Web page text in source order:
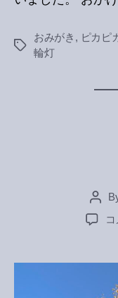
Tags
おみがき , ピカピ
輪灯
Post
author
大
へ